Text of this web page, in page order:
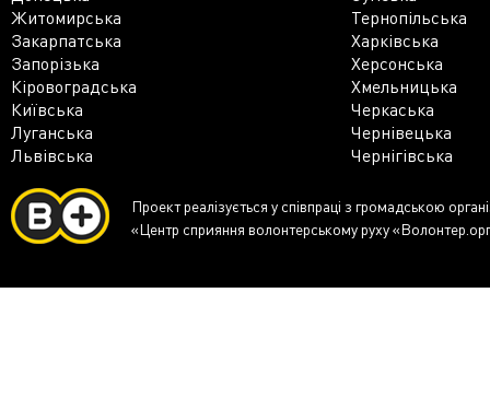
Житомирська
Тернопільська
Закарпатська
Харківська
Запорізька
Херсонська
Кіровоградська
Хмельницька
Київська
Черкаська
Луганська
Чернівецька
Львівська
Чернігівська
Проект реалізується у співпраці з громадською
«Центр сприяння волонтерському руху